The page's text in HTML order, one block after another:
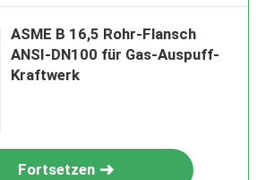
ASME B 16,5 Rohr-Flansch
ANSI-DN100 für Gas-Auspuff-
Kraftwerk
Fortsetzen